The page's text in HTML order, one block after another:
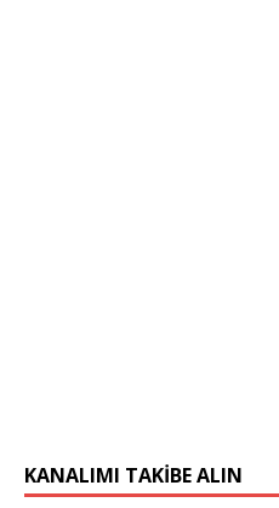
KANALIMI TAKIBE ALIN